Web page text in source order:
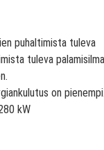
puhaltimista tuleva
tuleva palamisilma
on pienempi.
kW